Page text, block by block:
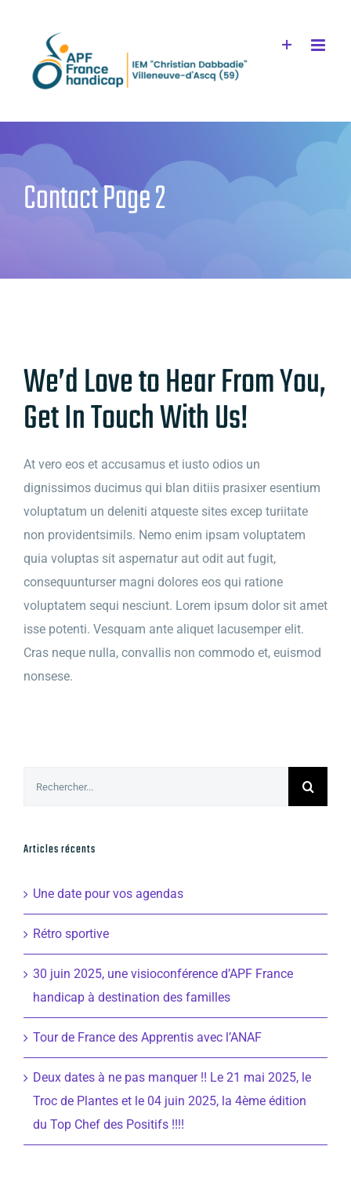
contenu
Contact Page 2
We’d Love to Hear From You,
Get In Touch With Us!
At vero eos et accusamus et iusto odios un
dignissimos ducimus qui blan ditiis prasixer esentium
voluptatum un deleniti atqueste sites excep turiitate
non providentsimils. Nemo enim ipsam voluptatem
quia voluptas sit aspernatur aut odit aut fugit,
consequunturser magni dolores eos qui ratione
voluptatem sequi nesciunt. Lorem ipsum dolor sit amet
isse potenti. Vesquam ante aliquet lacusemper elit.
Cras neque nulla, convallis non commodo et, euismod
nonsese.
Articles récents
Une date pour vos agendas
Rétro sportive
30 juin 2025, une visioconférence d’APF France
handicap à destination des familles
Tour de France des Apprentis avec l’ANAF
Deux dates à ne pas manquer !! Le 21 mai 2025, le
Troc de Plantes et le 04 juin 2025, la 4ème édition
du Top Chef des Positifs !!!!